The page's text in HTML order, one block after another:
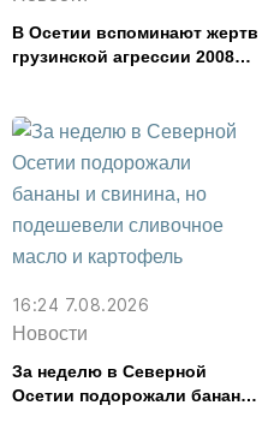
В Осетии вспоминают жертв
грузинской агрессии 2008
16:24 7.08.2026
Новости
За неделю в Северной
Осетии подорожали бананы